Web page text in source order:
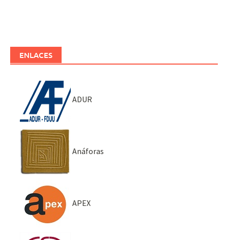
ENLACES
ADUR
Anáforas
APEX